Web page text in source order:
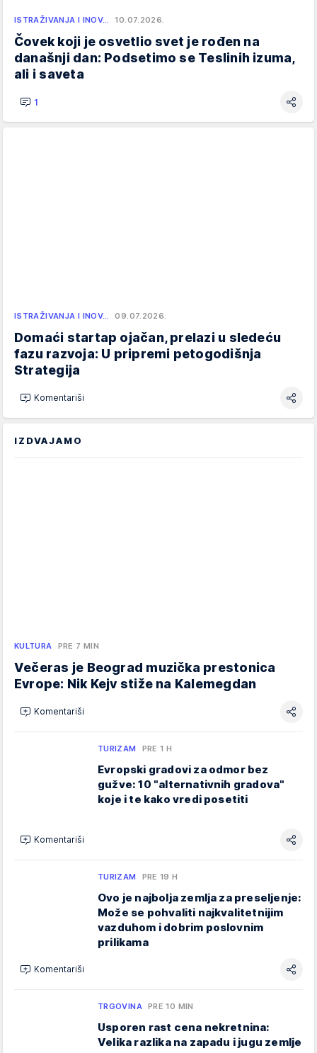
ISTRAŽIVANJA I INOV… 10.07.2026.
Čovek koji je osvetlio svet je rođen na
današnji dan: Podsetimo se Teslinih izuma,
ali i saveta
1
ISTRAŽIVANJA I INOV… 09.07.2026.
Domaći startap ojačan, prelazi u sledeću
fazu razvoja: U pripremi petogodišnja
Strategija
Komentariši
IZDVAJAMO
KULTURA PRE 7 MIN
Večeras je Beograd muzička prestonica
Evrope: Nik Kejv stiže na Kalemegdan
Komentariši
TURIZAM PRE 1 H
Evropski gradovi za odmor bez
gužve: 10 "alternativnih gradova"
koje i te kako vredi posetiti
Komentariši
TURIZAM PRE 19 H
Ovo je najbolja zemlja za preseljenje:
Može se pohvaliti najkvalitetnijim
vazduhom i dobrim poslovnim
prilikama
Komentariši
TRGOVINA PRE 10 MIN
Usporen rast cena nekretnina:
Velika razlika na zapadu i jugu zemlje